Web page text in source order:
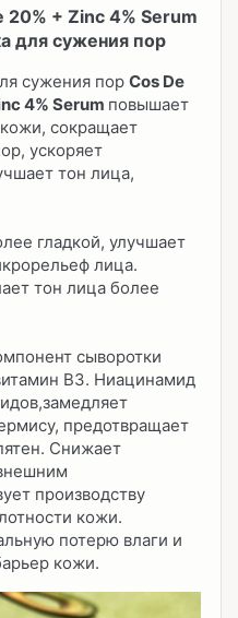
20% + Zinc 4% Serum
для сужения пор
сужения пор Cos De
4% Serum повышает
сокращает
ускоряет
тон лица,
гладкой, улучшает
лица.
тон лица более
сыворотки
В3. Ниацинамид
предотвращает
Снижает
производству
кожи.
потерю влаги и
кожи.